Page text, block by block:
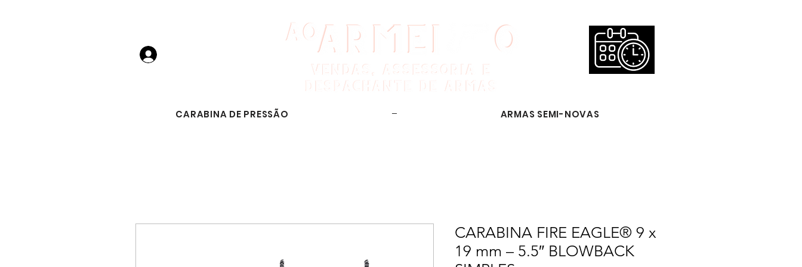
CARABINA DE PRESSÃO ARMAS SEMI-NOVAS
CARABINA FIRE EAGLE® 9 x
19 mm – 5.5″ BLOWBACK